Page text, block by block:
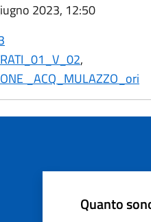
2023, 12:50
,
_ACQ_MULAZZO_ori
Quanto